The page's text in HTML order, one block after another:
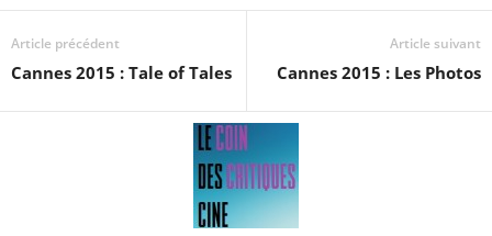
Article précédent
Cannes 2015 : Tale of Tales
Article suivant
Cannes 2015 : Les Photos